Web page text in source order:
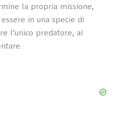
la propria missione,
in una specie di
l’unico predatore, al